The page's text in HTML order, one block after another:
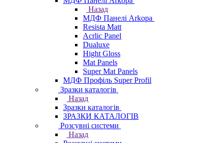
Назад
МДФ Панелі Arkopa
Resista Matt
Acrlic Panel
Dualuxe
Hight Gloss
Mat Panels
Super Mat Panels
МДФ Профіль Super Profil
Зразки каталогів
Назад
Зразки каталогів
ЗРАЗКИ КАТАЛОГІВ
Розсувні системи
Назад